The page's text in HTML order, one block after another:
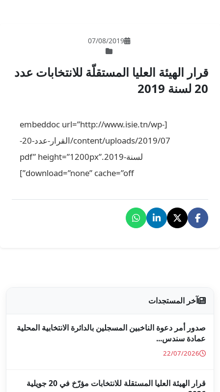
للانتخابات عدد
[embeddoc url=”http://
content/uploads/2019/07/القرار-عدد-20-
لسنة-2019.pdf” height=”1200px”
download=”none”
بالدائرة الانتخابية المحلية
قرار الهيئة العليا المستقلة للانتخابات مؤرّخ في 20 جويلية